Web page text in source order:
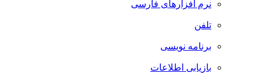
نرم افزارهای فارسی
تلفن
برنامه نویسی
بازیابی اطلاعات